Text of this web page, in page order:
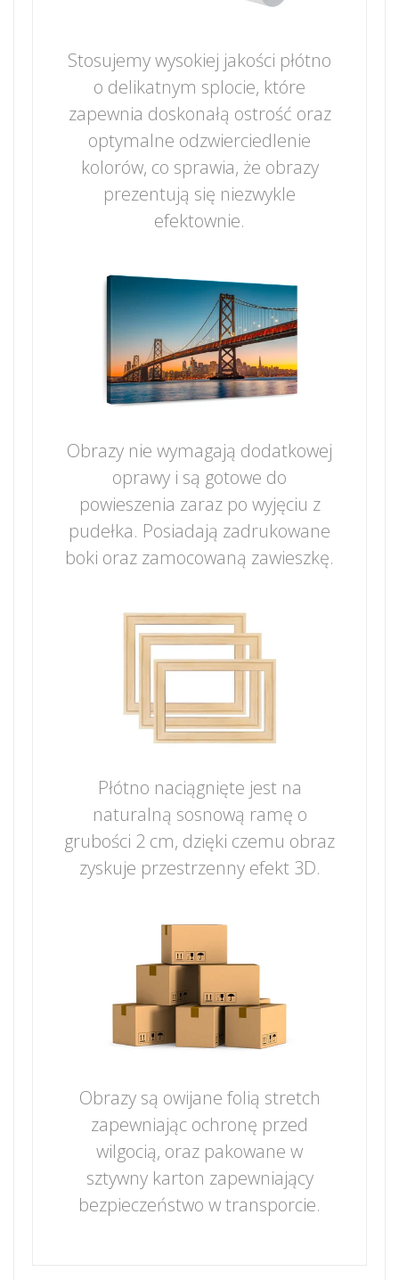
Stosujemy wysokiej jakości płótno
o delikatnym splocie, które
zapewnia doskonałą ostrość oraz
optymalne odzwierciedlenie
kolorów, co sprawia, że obrazy
prezentują się niezwykle
efektownie.
Obrazy nie wymagają dodatkowej
oprawy i są gotowe do
powieszenia zaraz po wyjęciu z
pudełka. Posiadają zadrukowane
boki oraz zamocowaną zawieszkę.
Płótno naciągnięte jest na
naturalną sosnową ramę o
grubości 2 cm, dzięki czemu obraz
zyskuje przestrzenny efekt 3D.
Obrazy są owijane folią stretch
zapewniając ochronę przed
wilgocią, oraz pakowane w
sztywny karton zapewniający
bezpieczeństwo w transporcie.